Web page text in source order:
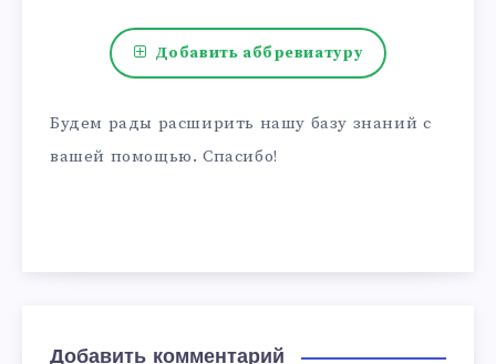
Добавить аббревиатуру
Будем рады расширить нашу базу знаний с
вашей помощью. Спасибо!
Добавить комментарий